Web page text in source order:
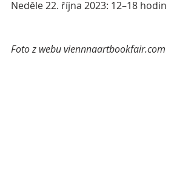
Neděle 22. října 2023: 12–18 hodin
Foto z webu viennnaartbookfair.com